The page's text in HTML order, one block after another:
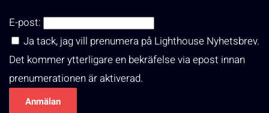
E-post:
Ja tack, jag vill prenumera på Lighthouse Nyhetsbrev.
Det kommer ytterligare en bekräfelse via epost innan
prenumerationen är aktiverad.